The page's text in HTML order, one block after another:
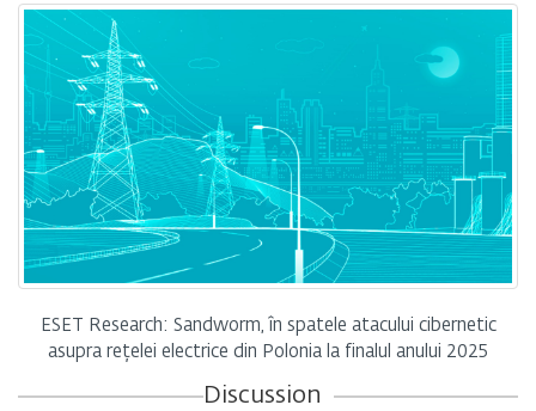
ESET Research: Sandworm, în spatele atacului cibernetic
asupra rețelei electrice din Polonia la finalul anului 2025
Discussion